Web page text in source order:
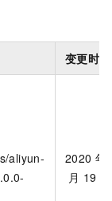
变更时间
aliyun-
2020 年
月 19